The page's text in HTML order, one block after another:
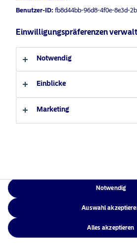
Über uns
Verantwortungsbewusste
Investments
News
Kontakt
©2026 – Nordea Asset Management –
Benutzer-ID: fb8d44bb-96d8-4f0e-8e3d-
Einwilligungspräferenzen
Notwendig
Einblicke
Marketing
Notwendig
Auswahl
Alles akzeptieren